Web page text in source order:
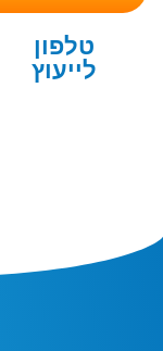
טלפון
לייעוץ